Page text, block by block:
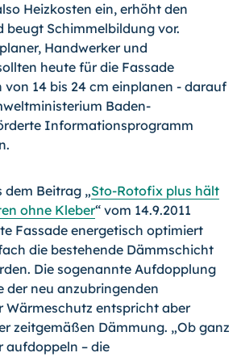
Heizkosten ein, erhöht den
Schimmelbildung vor.
Handwerker und
heute für die Fassade
14 bis 24 cm einplanen - darauf
Baden-
Informationsprogramm
dem Beitrag „Sto-Rotofix plus hält
ohne Kleber“ vom 14.9.2011
Fassade energetisch optimiert
die bestehende Dämmschicht
Die sogenannte Aufdopplung
der neu anzubringenden
Wärmeschutz entspricht aber
zeitgemäßen Dämmung. „Ob ganz
aufdoppeln – die